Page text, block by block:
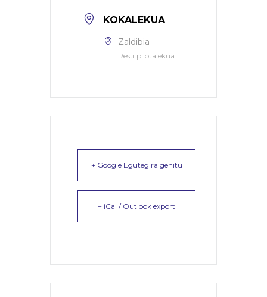
KOKALEKUA
Zaldibia
Resti pilotalekua
+ Google Egutegira gehitu
+ iCal / Outlook export